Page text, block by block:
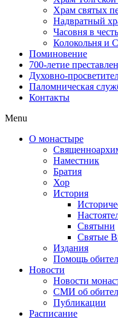
Храм святых
Надвратный
Часовня в
Колокольня и
Поминовение
700-летие
Духовно-
Паломническая
Контакты
Menu
О монастыре
Наместник
Братия
Хор
История
Святыни
Святые
Издания
Помощь
Новости
Новости
СМИ об
Публикации
Расписание